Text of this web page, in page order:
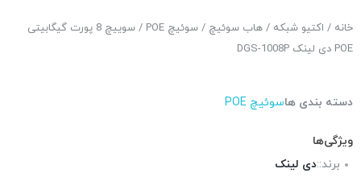
خانه / اکتیو شبکه / هاب سوئیچ / سوئیچ POE
/ سوییچ 8 پورت گیگابیتی
POE دی لینک DGS-1008P
دسته بندی هاسوئیچ POE
ویژگی‌ها
برند::دی لینک